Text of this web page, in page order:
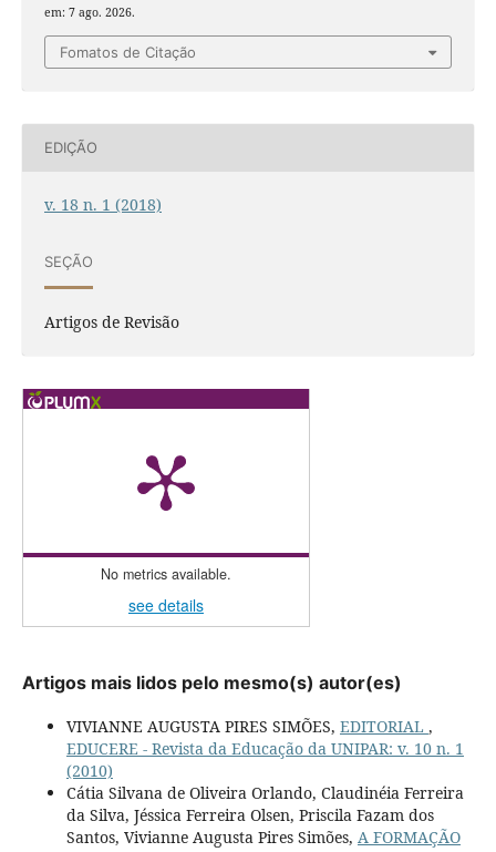
em: 7 ago. 2026.
Fomatos de Citação
EDIÇÃO
v. 18 n. 1 (2018)
SEÇÃO
Artigos de Revisão
No metrics available.
see details
Artigos mais lidos pelo mesmo(s) autor(es)
VIVIANNE AUGUSTA PIRES SIMÕES, EDITORIAL ,
EDUCERE - Revista da Educação da UNIPAR: v. 10 n. 1
(2010)
Cátia Silvana de Oliveira Orlando, Claudinéia Ferreira
da Silva, Jéssica Ferreira Olsen, Priscila Fazam dos
Santos, Vivianne Augusta Pires Simões, A FORMAÇÃO